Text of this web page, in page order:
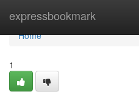
expressbookmark
Home
Home
1